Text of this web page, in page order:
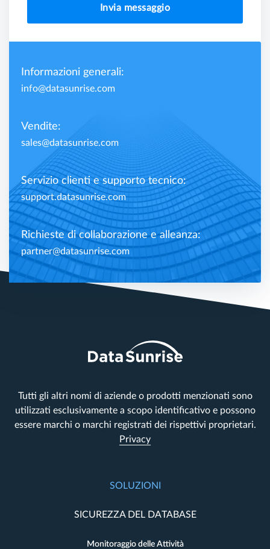
Invia messaggio
Informazioni generali:
info@datasunrise.com
Vendite:
sales@datasunrise.com
Servizio clienti e supporto tecnico:
support.datasunrise.com
Richieste di collaborazione e alleanza:
partner@datasunrise.com
Tutti gli altri nomi di aziende o prodotti menzionati sono
utilizzati esclusivamente a scopo identificativo e possono
essere marchi o marchi registrati dei rispettivi proprietari.
Privacy
SOLUZIONI
SICUREZZA DEL DATABASE
Monitoraggio delle Attività